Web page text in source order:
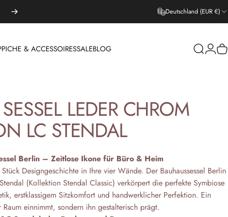
Deutschland (EUR €)
& ACCESSOIRESSALEBLOG SucheLogin
SESSEL LEDER CHROM
LC STENDAL
Berlin – Zeitlose Ikone für Büro & Heim
Designgeschichte in Ihre vier Wände. Der Bauhaussessel Berlin
(Kollektion Stendal Classic) verkörpert die perfekte Symbiose
erstklassigem Sitzkomfort und handwerklicher Perfektion. Ein
einnimmt, sondern ihn gestalterisch prägt.